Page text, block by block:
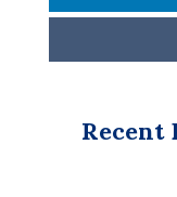
Recent